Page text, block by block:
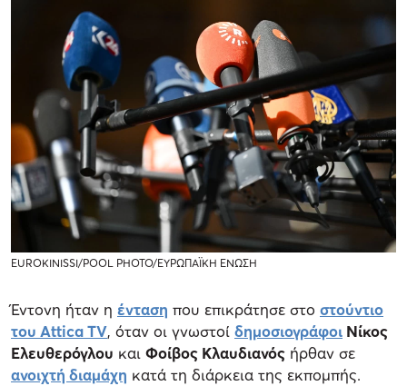
EUROKINISSI/POOL PHOTO/ΕΥΡΩΠΑΪΚΗ ΕΝΩΣΗ
Έντονη ήταν η ένταση που επικράτησε στο στούντιο
του Attica TV, όταν οι γνωστοί δημοσιογράφοι Νίκος
Ελευθερόγλου και Φοίβος Κλαυδιανός ήρθαν σε
ανοιχτή διαμάχη κατά τη διάρκεια της εκπομπής.